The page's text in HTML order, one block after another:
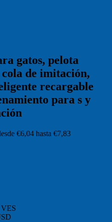
gatos, pelota
de imitación,
recargable
para s y
€6,04 hasta €7,83